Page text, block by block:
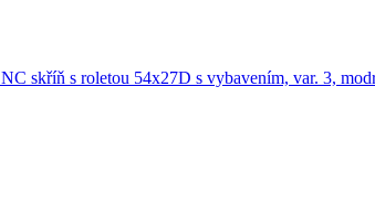
NC skříň s roletou 54x27D s vybavením, var. 3,